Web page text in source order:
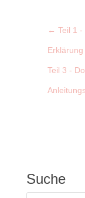
← Teil 1
Teil 3 -
Suche